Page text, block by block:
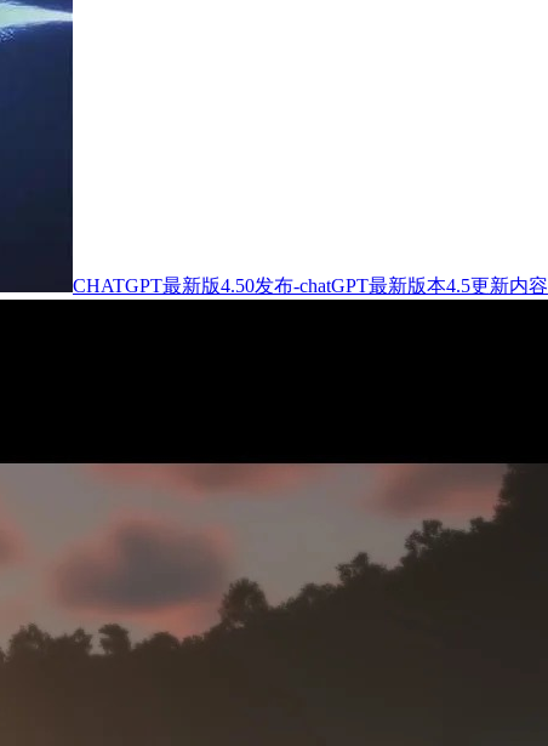
CHATGPT最新版4.50发布-chatGPT最新版本4.5更新内容